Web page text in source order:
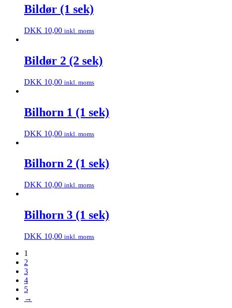
Bildør (1 sek)
DKK 10,00 inkl. moms
Bildør 2 (2 sek)
DKK 10,00 inkl. moms
Bilhorn 1 (1 sek)
DKK 10,00 inkl. moms
Bilhorn 2 (1 sek)
DKK 10,00 inkl. moms
Bilhorn 3 (1 sek)
DKK 10,00 inkl. moms
1
2
3
4
5
→